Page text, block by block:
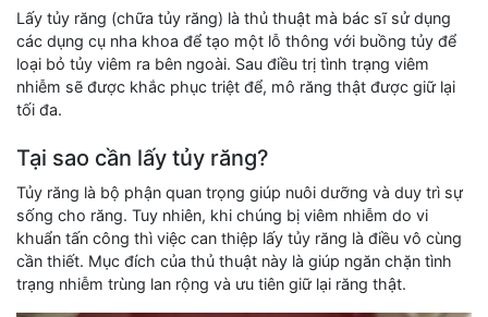
Lấy tủy răng (chữa tủy răng) là thủ thuật mà bác sĩ sử dụng
các dụng cụ nha khoa để tạo một lỗ thông với buồng tủy để
loại bỏ tủy viêm ra bên ngoài. Sau điều trị tình trạng viêm
nhiễm sẽ được khắc phục triệt để, mô răng thật được giữ lại
tối đa.
Tại sao cần lấy tủy răng?
Tủy răng là bộ phận quan trọng giúp nuôi dưỡng và duy trì sự
sống cho răng. Tuy nhiên, khi chúng bị viêm nhiễm do vi
khuẩn tấn công thì việc can thiệp lấy tủy răng là điều vô cùng
cần thiết. Mục đích của thủ thuật này là giúp ngăn chặn tình
trạng nhiễm trùng lan rộng và ưu tiên giữ lại răng thật.